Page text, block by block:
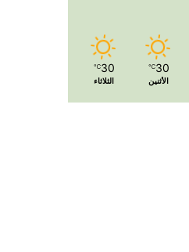
30
℃
الأثنين
30
℃
الثلاثاء